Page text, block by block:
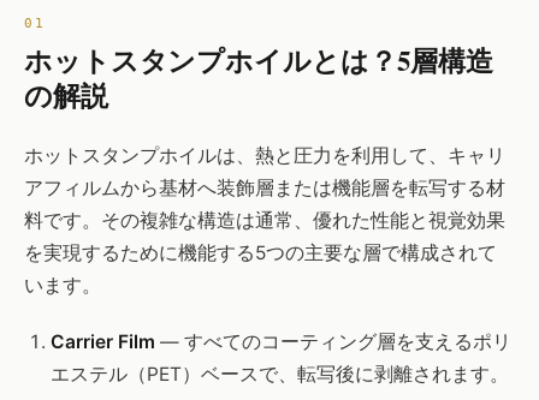
ホットスタンプホイルとは？5層構造
の解説
ホットスタンプホイルは、熱と圧力を利用して、キャリ
アフィルムから基材へ装飾層または機能層を転写する材
料です。その複雑な構造は通常、優れた性能と視覚効果
を実現するために機能する5つの主要な層で構成されて
います。
Carrier Film — すべてのコーティング層を支えるポリ
エステル（PET）ベースで、転写後に剥離されます。